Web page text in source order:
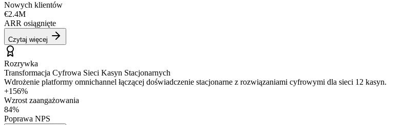
Nowych klientów
€2.4M
ARR osiągnięte
Czytaj więcej
Rozrywka
Transformacja Cyfrowa Sieci Kasyn Stacjonarnych
Wdrożenie platformy omnichannel łączącej doświadczenie stacjonarne z rozwiązaniami cyfrowymi dla sieci 12 kasyn.
+156%
Wzrost zaangażowania
84%
Poprawa NPS